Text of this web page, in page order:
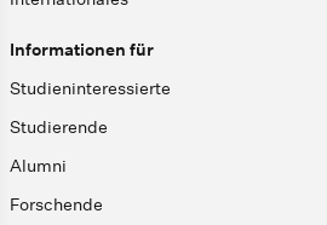
Informationen für
Studieninteressierte
Studierende
Alumni
Forschende